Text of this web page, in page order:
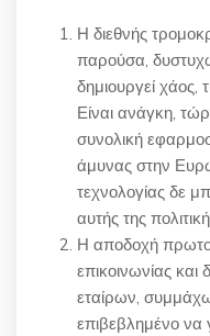
Η διεθνής
παρούσα,
δημιουργεί χάος,
Είναι ανάγκη,
συνολική
άμυνας στην
τεχνολογίας δε
αυτής της
Η αποδοχή
επικοινωνίας και
εταίρων,
επιβεβλημένο να